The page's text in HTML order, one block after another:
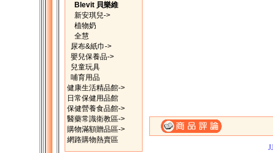
Blevit 貝樂維
新安琪兒->
植物奶
全慧
尿布&紙巾->
嬰兒保養品->
兒童玩具
哺育用品
健康生活精品館->
日常保健用品館
保健營養食品館->
醫藥常識衛教區->
購物滿額贈品區->
網路購物熱賣區
一、購滿1500元
二、購物滿2000